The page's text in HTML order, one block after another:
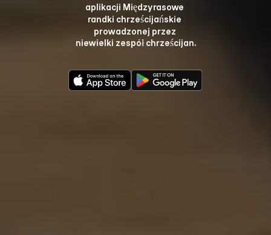
aplikacji Międzyrasowe
randki chrześcijańskie
prowadzonej przez
niewielki zespół chrześcijan.